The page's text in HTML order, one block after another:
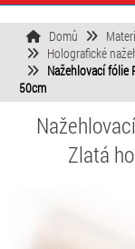
Domů
Holografické
Nažehlovací fólie
50cm
Zlatá